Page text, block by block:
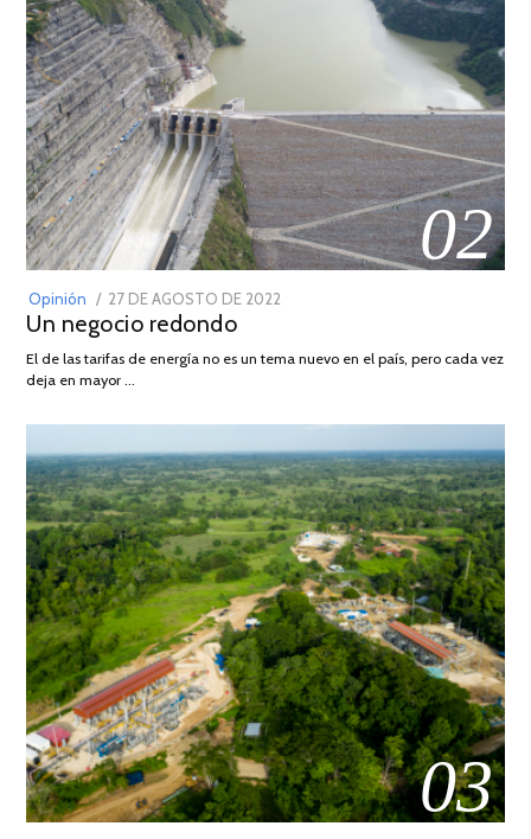
02
Opinión
POSTED
ON
27 DE AGOSTO DE 2022
DE
Un negocio redondo
El de las tarifas de energía no es un tema nuevo en el país, pero cada vez
deja en mayor …
03